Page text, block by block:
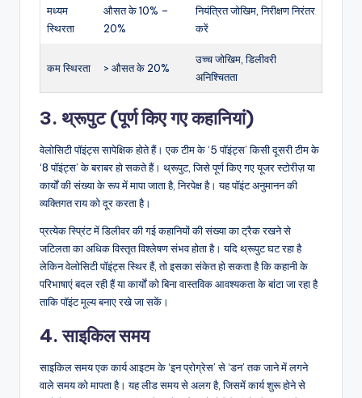
मध्यम
स्थिरता
औसत के 10% –
20%
नियंत्रित जोखिम, निरीक्षण निरंतर
करें
कम स्थिरता > औसत के 20%
उच्च जोखिम, डिलीवरी
अनिश्चितता
3. थ्रूपुट (पूर्ण किए गए कहानियां)
वेलोसिटी पॉइंट्स सापेक्षिक होते हैं। एक टीम के ‘5 पॉइंट्स’ किसी दूसरी टीम के
‘8 पॉइंट्स’ के बराबर हो सकते हैं। थ्रूपुट, जिसे पूर्ण किए गए यूजर स्टोरीज़ या
कार्यों की संख्या के रूप में मापा जाता है, निरपेक्ष है। यह पॉइंट अनुमानन की
व्यक्तिगत राय को दूर करता है।
प्रत्येक स्प्रिंट में डिलीवर की गई कहानियों की संख्या का ट्रैक रखने से
जटिलता का अधिक विस्तृत विश्लेषण संभव होता है। यदि थ्रूपुट घट रहा है
लेकिन वेलोसिटी पॉइंट्स स्थिर हैं, तो इसका संकेत हो सकता है कि कहानी के
परिभाषाएं बदल रही हैं या कार्यों को बिना वास्तविक आवश्यकता के बांटा जा रहा है
ताकि पॉइंट मूल्य बनाए रखे जा सकें।
4. साइकिल समय
साइकिल समय एक कार्य आइटम के ‘इन प्रोग्रेस’ से ‘डन’ तक जाने में लगने
वाले समय को मापता है। यह लीड समय से अलग है, जिसमें कार्य शुरू होने से